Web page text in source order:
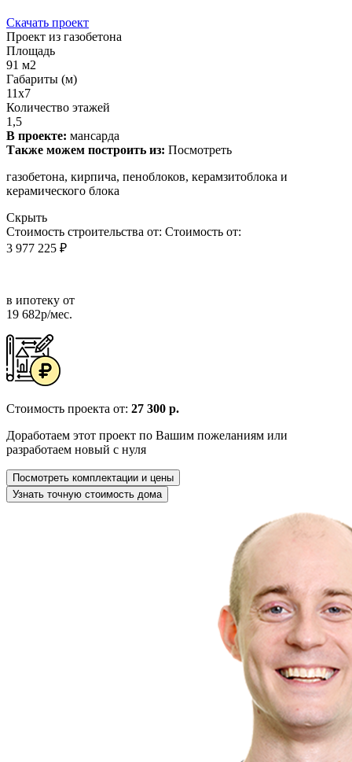
Скачать проект
Проект из газобетона
Площадь
91 м2
Габариты (м)
11x7
Количество этажей
1,5
В проекте: мансарда
Также можем построить из: Посмотреть
газобетона, кирпича, пеноблоков, керамзитоблока и
керамического блока
Скрыть
Стоимость строительства от: Стоимость от:
3 977 225 ₽
в ипотеку от
19 682р/мес.
Стоимость проекта от: 27 300 р.
Доработаем этот проект по Вашим пожеланиям или
разработаем новый с нуля
Посмотреть комплектации и цены
Узнать точную стоимость дома